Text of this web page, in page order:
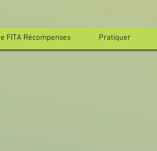
FITA Récompenses Pratiquer